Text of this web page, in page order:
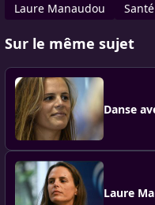
Laure Manaudou
Sur le même sujet
Danse
Laure